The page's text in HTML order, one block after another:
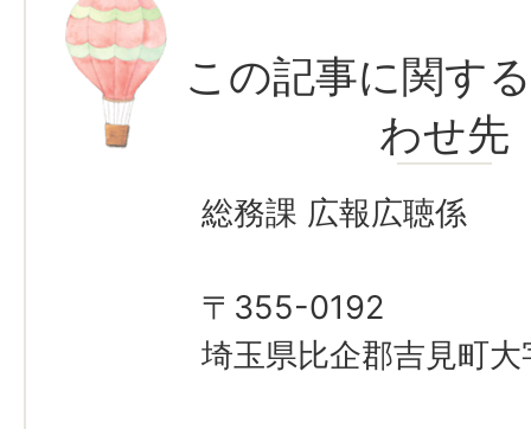
この記事に関す
わせ先
総務課 広報広聴係
〒355-0192
埼玉県比企郡吉見町